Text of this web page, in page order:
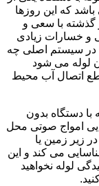
که این روزها
گذشته با سعی و
و خسارات زیادی
در سیستم اصلی چه
لوله می شود
اتصال آب محیط
دستگاه بدون
امواج صوتی محل
زیر زمین یا
می کند و این
لوله نخواهید